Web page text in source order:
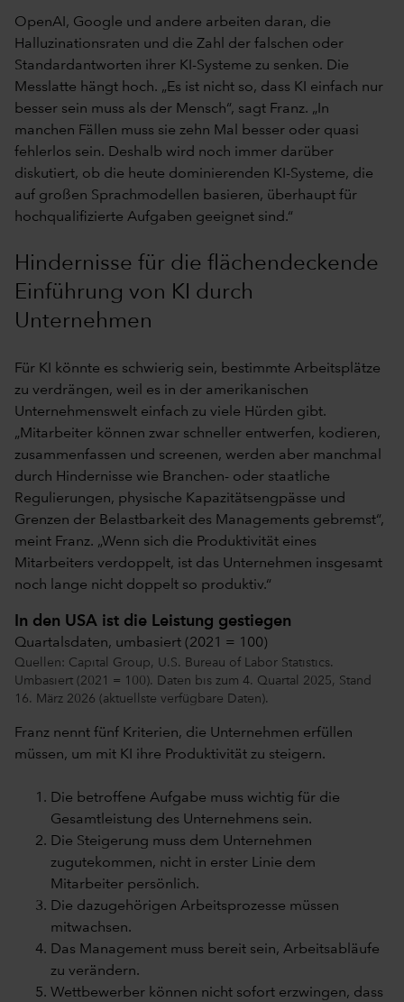
OpenAI, Google und andere arbeiten daran, die
Halluzinationsraten und die Zahl der falschen oder
Standardantworten ihrer KI-Systeme zu senken. Die
Messlatte hängt hoch. „Es ist nicht so, dass KI einfach nur
besser sein muss als der Mensch“, sagt Franz. „In
manchen Fällen muss sie zehn Mal besser oder quasi
fehlerlos sein. Deshalb wird noch immer darüber
diskutiert, ob die heute dominierenden KI-Systeme, die
auf großen Sprachmodellen basieren, überhaupt für
hochqualifizierte Aufgaben geeignet sind.“
Hindernisse für die flächendeckende
Einführung von KI durch
Unternehmen
Für KI könnte es schwierig sein, bestimmte Arbeitsplätze
zu verdrängen, weil es in der amerikanischen
Unternehmenswelt einfach zu viele Hürden gibt.
„Mitarbeiter können zwar schneller entwerfen, kodieren,
zusammenfassen und screenen, werden aber manchmal
durch Hindernisse wie Branchen- oder staatliche
Regulierungen, physische Kapazitätsengpässe und
Grenzen der Belastbarkeit des Managements gebremst“,
meint Franz. „Wenn sich die Produktivität eines
Mitarbeiters verdoppelt, ist das Unternehmen insgesamt
noch lange nicht doppelt so produktiv.“
In den USA ist die Leistung gestiegen
Quartalsdaten, umbasiert (2021 = 100)
Quellen: Capital Group, U.S. Bureau of Labor Statistics.
Umbasiert (2021 = 100). Daten bis zum 4. Quartal 2025, Stand
16. März 2026 (aktuellste verfügbare Daten).
Franz nennt fünf Kriterien, die Unternehmen erfüllen
müssen, um mit KI ihre Produktivität zu steigern.
Die betroffene Aufgabe muss wichtig für die
Gesamtleistung des Unternehmens sein.
Die Steigerung muss dem Unternehmen
zugutekommen, nicht in erster Linie dem
Mitarbeiter persönlich.
Die dazugehörigen Arbeitsprozesse müssen
mitwachsen.
Das Management muss bereit sein, Arbeitsabläufe
zu verändern.
Wettbewerber können nicht sofort erzwingen, dass